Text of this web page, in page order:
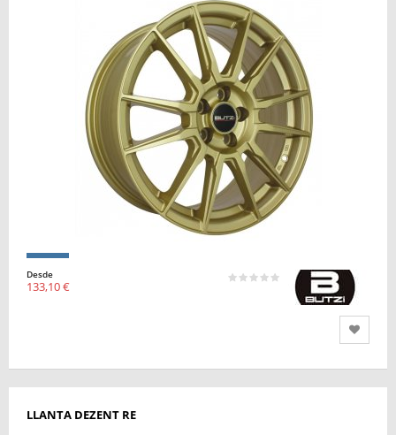
Desde
133,10 €
LLANTA DEZENT RE